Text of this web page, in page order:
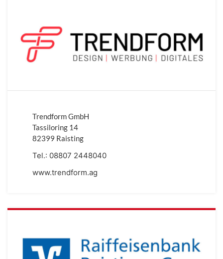
Trendform GmbH
Tassiloring 14
82399 Raisting
Tel.: 08807 2448040
www.trendform.ag